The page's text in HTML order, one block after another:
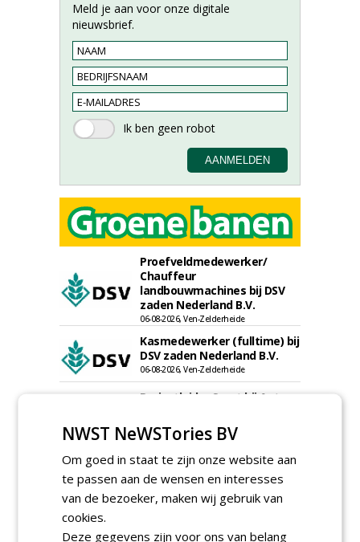
Meld je aan voor onze digitale
nieuwsbrief.
Proefveldmedewerker/
Chauffeur
landbouwmachines bij DSV
zaden Nederland B.V.
06-08-2026, Ven-Zelderheide
Kasmedewerker (fulltime) bij
DSV zaden Nederland B.V.
06-08-2026, Ven-Zelderheide
Projectleider Sport bij Antea
15-07-2026, Almere, Maastricht,
Oosterhout
Uitvoerder civiele techniek &
sport bij Antea Realisatie
15-07-2026, Capelle a/d IJssel, Maastricht
NWST NeWSTories BV
Om goed in staat te zijn onze website aan
te passen aan de wensen en interesses
van de bezoeker, maken wij gebruik van
cookies.
Deze gegevens zijn voor ons van belang